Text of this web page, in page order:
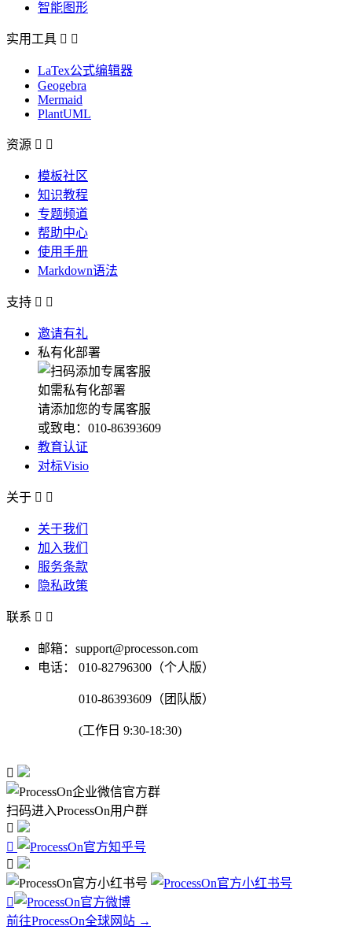
智能图形
实用工具  
LaTex公式编辑器
Geogebra
Mermaid
PlantUML
资源  
模板社区
知识教程
专题频道
帮助中心
使用手册
Markdown语法
支持  
邀请有礼
私有化部署
如需私有化部署
请添加您的专属客服
或致电：010-86393609
教育认证
对标Visio
关于  
关于我们
加入我们
服务条款
隐私政策
联系  
邮箱：support@processon.com
电话：
010-82796300（个人版）
010-86393609（团队版）
(工作日 9:30-18:30)

扫码进入ProcessOn用户群




前往ProcessOn全球网站 →